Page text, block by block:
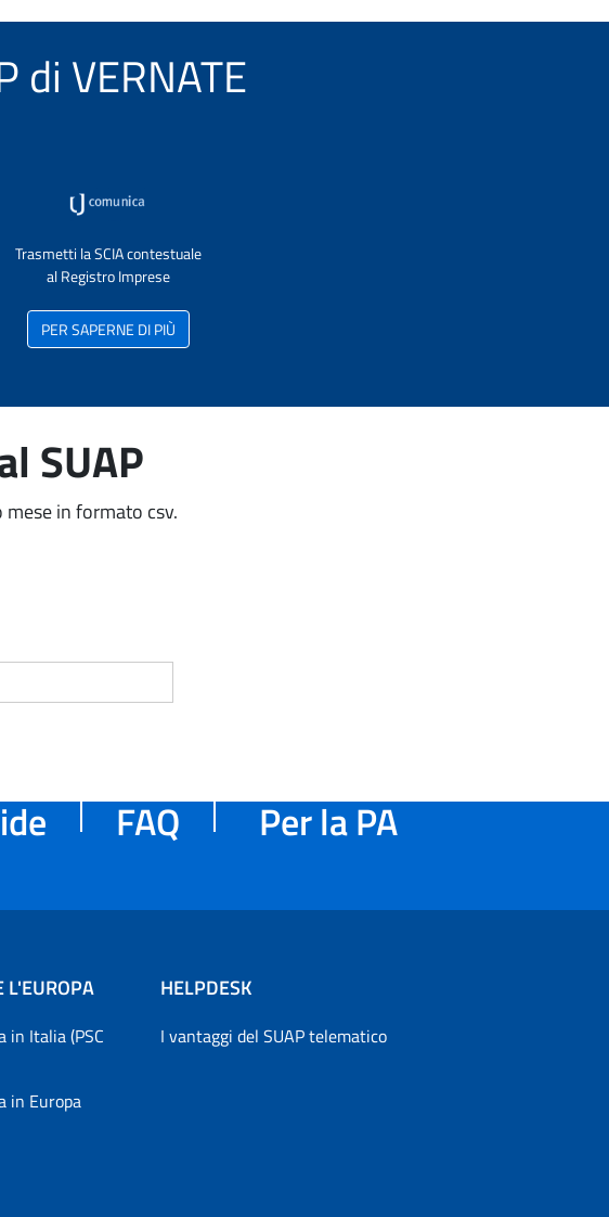
di VERNATE
Trasmetti la SCIA contestuale
al Registro Imprese
PER SAPERNE DI PIÙ
SUAP
in formato csv.
FAQ Per la PA
L'EUROPA
in Italia (PSC
in Europa
HELPDESK
I vantaggi del SUAP telematico